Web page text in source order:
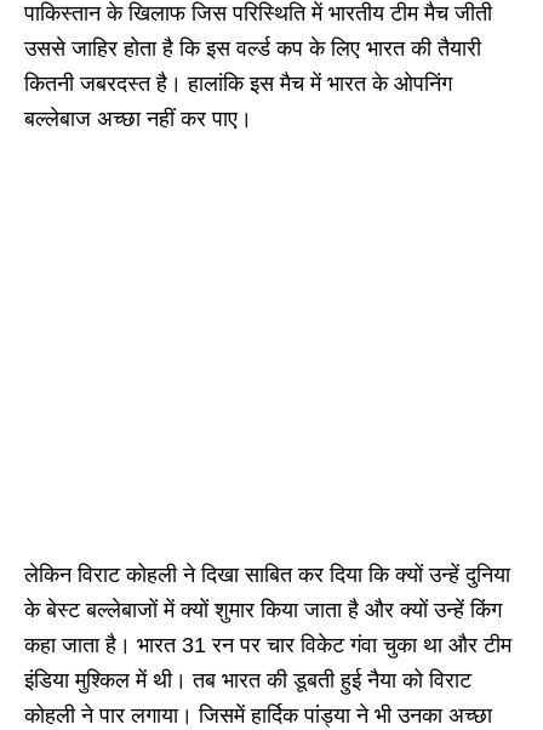
पाकिस्तान के खिलाफ जिस परिस्थिति में भारतीय टीम मैच जीती
उससे जाहिर होता है कि इस वर्ल्ड कप के लिए भारत की तैयारी
कितनी जबरदस्त है। हालांकि इस मैच में भारत के ओपनिंग
बल्लेबाज अच्छा नहीं कर पाए।
लेकिन विराट कोहली ने दिखा साबित कर दिया कि क्यों उन्हें दुनिया
के बेस्ट बल्लेबाजों में क्यों शुमार किया जाता है और क्यों उन्हें किंग
कहा जाता है। भारत 31 रन पर चार विकेट गंवा चुका था और टीम
इंडिया मुश्किल में थी। तब भारत की डूबती हुई नैया को विराट
कोहली ने पार लगाया। जिसमें हार्दिक पांड्या ने भी उनका अच्छा